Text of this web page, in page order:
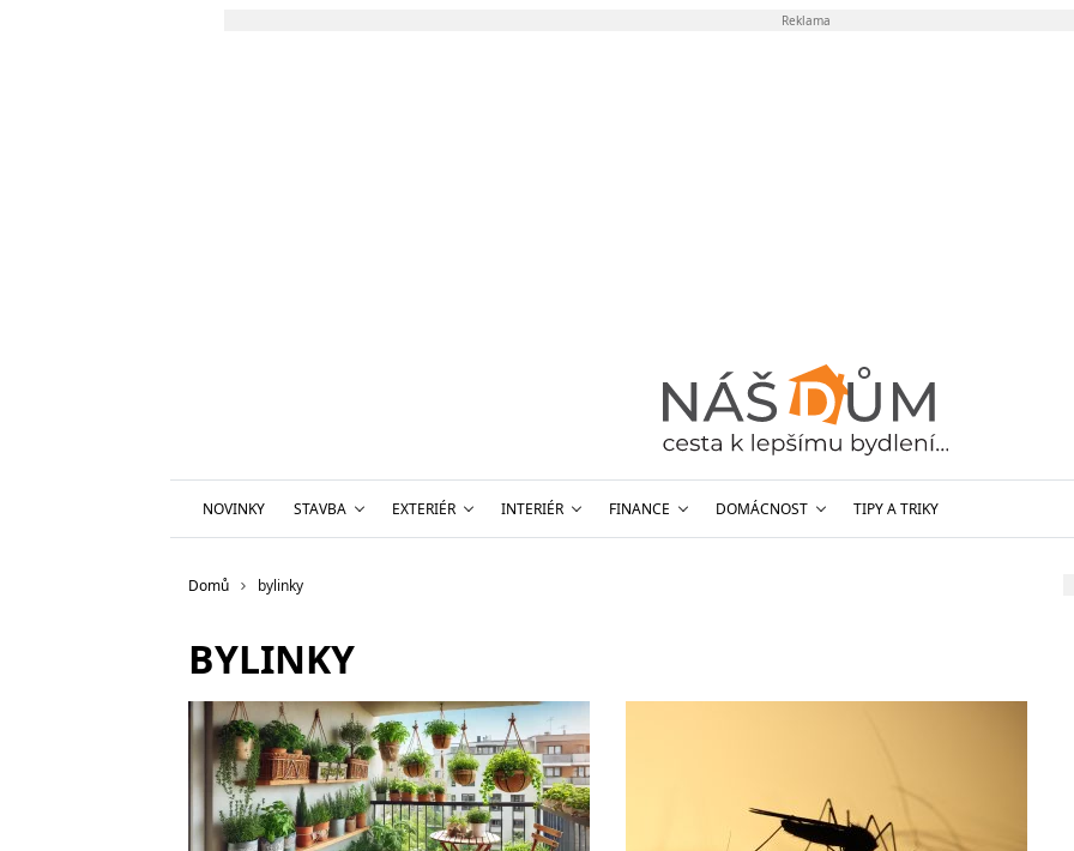
Reklama
NOVINKY STAVBA EXTERIÉR INTERIÉR FINANCE DOMÁCNOST TIPY A TRIKY
Domů bylinky
BYLINKY